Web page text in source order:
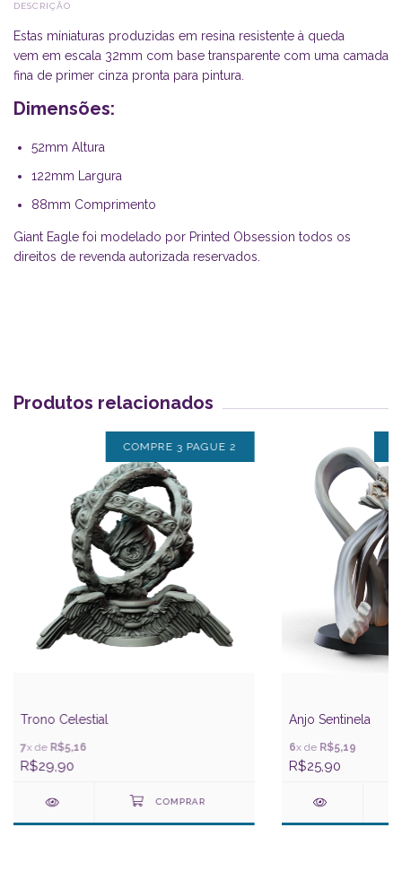
DESCRIÇÃO
Estas míniaturas produzidas em resina resistente à queda
vem em escala 32mm com base transparente com uma camada
fina de primer cinza pronta para pintura.
Dimensões:
52mm Altura
122mm Largura
88mm Comprimento
Giant Eagle foi modelado por Printed Obsession todos os
direitos de revenda autorizada reservados.
Produtos relacionados
COMPRE 3 PAGUE 2
Trono Celestial
7x de R$5,16
R$29,90
Anjo Sentinela
6x de R$5,19
R$25,90